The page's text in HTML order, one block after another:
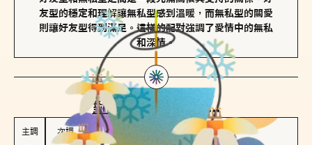
友型的穩定和理解讓無私型感到溫暖，而無私型的關愛
則讓好友型得到滿足。這樣的配對強調了愛情中的無私
和深情。
對方的主調蠟燭是...
主調 次調